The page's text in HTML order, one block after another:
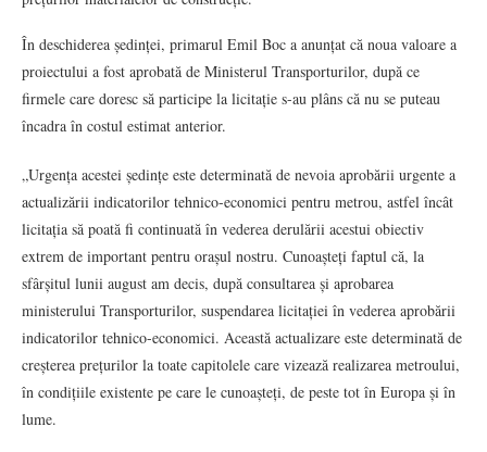
În deschiderea ședinței, primarul Emil Boc a anunțat că noua valoare a
proiectului a fost aprobată de Ministerul Transporturilor, după ce
firmele care doresc să participe la licitație s-au plâns că nu se puteau
încadra în costul estimat anterior.
„Urgența acestei ședințe este determinată de nevoia aprobării urgente a
actualizării indicatorilor tehnico-economici pentru metrou, astfel încât
licitația să poată fi continuată în vederea derulării acestui obiectiv
extrem de important pentru orașul nostru. Cunoașteți faptul că, la
sfârșitul lunii august am decis, după consultarea și aprobarea
ministerului Transporturilor, suspendarea licitației în vederea aprobării
indicatorilor tehnico-economici. Această actualizare este determinată de
creșterea prețurilor la toate capitolele care vizează realizarea metroului,
în condițiile existente pe care le cunoașteți, de peste tot în Europa și în
lume.